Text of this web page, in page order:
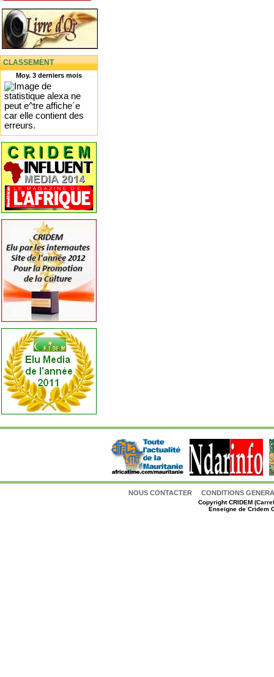
CLASSEMENT
Moy. 3 derniers mois
NOUS CONTACTER CONDITIONS
CopyrightCRIDEM
Enseigne de Cridem